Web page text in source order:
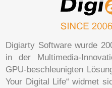
Digiarty Software wurde
in der Multimedia-
GPU-beschleunigten
Your Digital Life“ widmet